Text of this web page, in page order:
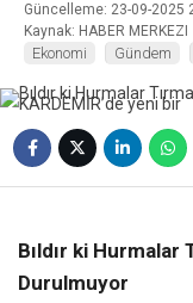
Güncelleme: 23-09-2025
Kaynak: HABER MERKEZI
Ekonomi Gündem
Bıldır ki Hurmalar
Durulmuyor